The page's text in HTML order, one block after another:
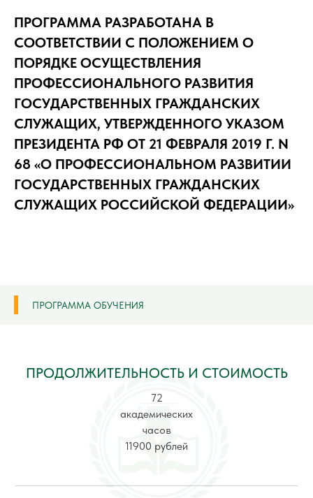
ПРОГРАММА РАЗРАБОТАНА В
СООТВЕТСТВИИ С ПОЛОЖЕНИЕМ О
ПОРЯДКЕ ОСУЩЕСТВЛЕНИЯ
ПРОФЕССИОНАЛЬНОГО РАЗВИТИЯ
ГОСУДАРСТВЕННЫХ ГРАЖДАНСКИХ
СЛУЖАЩИХ, УТВЕРЖДЕННОГО УКАЗОМ
ПРЕЗИДЕНТА РФ ОТ 21 ФЕВРАЛЯ 2019 Г. N
68 «О ПРОФЕССИОНАЛЬНОМ РАЗВИТИИ
ГОСУДАРСТВЕННЫХ ГРАЖДАНСКИХ
СЛУЖАЩИХ РОССИЙСКОЙ ФЕДЕРАЦИИ»
ПРОГРАММА ОБУЧЕНИЯ
ПРОДОЛЖИТЕЛЬНОСТЬ И СТОИМОСТЬ
72
академических
часов
11900 рублей